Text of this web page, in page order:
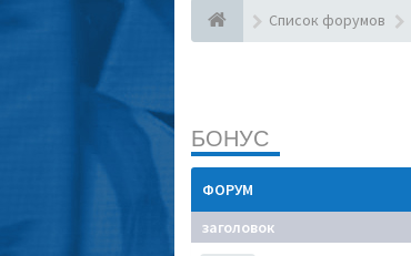
Список форумов
БОНУС
ФОРУМ
заголовок